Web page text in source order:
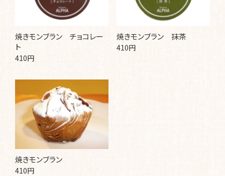
焼きモンブラン チョコレー
ト
410円
焼きモンブラン 抹茶
410円
焼きモンブラン
410円